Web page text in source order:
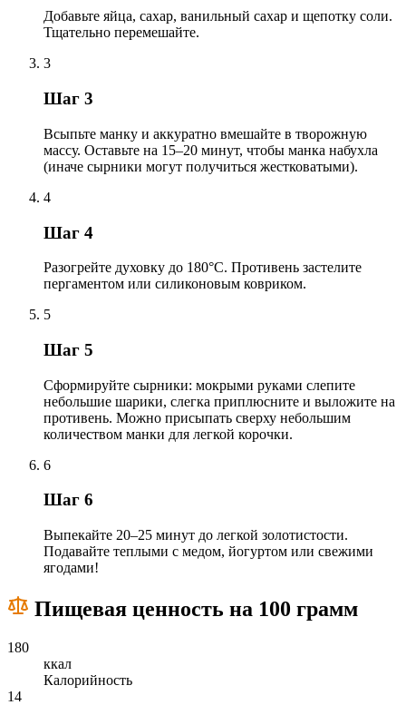
Добавьте яйца, сахар, ванильный сахар и щепотку соли.
Тщательно перемешайте.
3
Шаг 3
Всыпьте манку и аккуратно вмешайте в творожную
массу. Оставьте на 15–20 минут, чтобы манка набухла
(иначе сырники могут получиться жестковатыми).
4
Шаг 4
Разогрейте духовку до 180°C. Противень застелите
пергаментом или силиконовым ковриком.
5
Шаг 5
Сформируйте сырники: мокрыми руками слепите
небольшие шарики, слегка приплюсните и выложите на
противень. Можно присыпать сверху небольшим
количеством манки для легкой корочки.
6
Шаг 6
Выпекайте 20–25 минут до легкой золотистости.
Подавайте теплыми с медом, йогуртом или свежими
ягодами!
Пищевая ценность на 100 грамм
180
ккал
Калорийность
14